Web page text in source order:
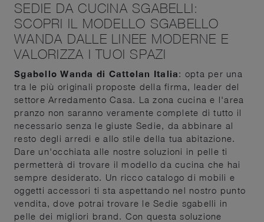
SEDIE DA CUCINA SGABELLI:
SCOPRI IL MODELLO SGABELLO
WANDA DALLE LINEE MODERNE E
VALORIZZA I TUOI SPAZI
Sgabello Wanda di Cattelan Italia: opta per una
tra le più originali proposte della firma, leader del
settore Arredamento Casa. La zona cucina e l'area
pranzo non saranno veramente complete di tutto il
necessario senza le giuste Sedie, da abbinare al
resto degli arredi e allo stile della tua abitazione.
Dare un'occhiata alle nostre soluzioni in pelle ti
permetterà di trovare il modello da cucina che hai
sempre desiderato. Un ricco catalogo di mobili e
oggetti accessori ti sta aspettando nel nostro punto
vendita, dove potrai trovare le Sedie sgabelli in
pelle dei migliori brand. Con questa soluzione